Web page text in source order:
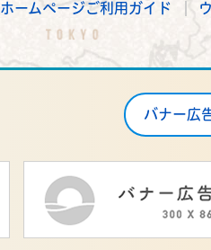
ホームページご利用ガイド
バナー広